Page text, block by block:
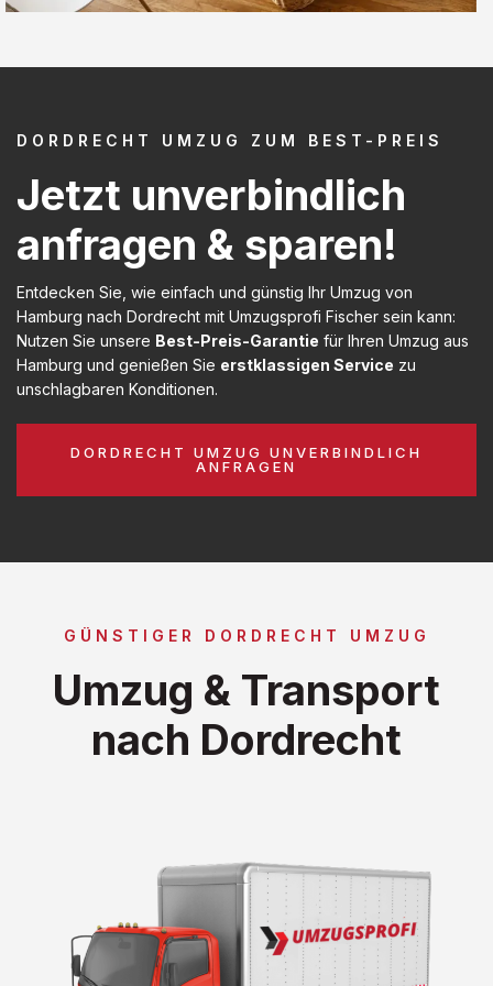
DORDRECHT UMZUG ZUM BEST-PREIS
Jetzt unverbindlich
anfragen & sparen!
Entdecken Sie, wie einfach und günstig Ihr Umzug von
Hamburg nach Dordrecht mit Umzugsprofi Fischer sein kann:
Nutzen Sie unsere Best-Preis-Garantie für Ihren Umzug aus
Hamburg und genießen Sie erstklassigen Service zu
unschlagbaren Konditionen.
DORDRECHT UMZUG UNVERBINDLICH
ANFRAGEN
GÜNSTIGER DORDRECHT UMZUG
Umzug & Transport
nach Dordrecht